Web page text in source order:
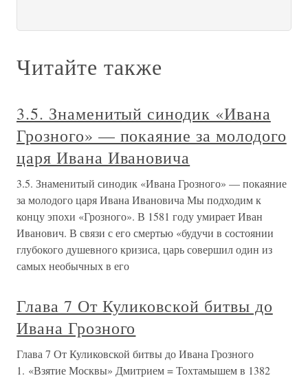
Читайте также
3.5. Знаменитый синодик «Ивана
Грозного» — покаяние за молодого
царя Ивана Ивановича
3.5. Знаменитый синодик «Ивана Грозного» — покаяние
за молодого царя Ивана Ивановича Мы подходим к
концу эпохи «Грозного». В 1581 году умирает Иван
Иванович. В связи с его смертью «будучи в состоянии
глубокого душевного кризиса, царь совершил один из
самых необычных в его
Глава 7 От Куликовской битвы до
Ивана Грозного
Глава 7 От Куликовской битвы до Ивана Грозного
1. «Взятие Москвы» Дмитрием = Тохтамышем в 1382